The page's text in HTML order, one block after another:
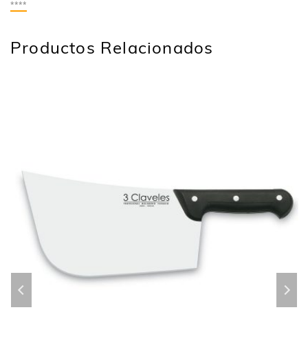
****
Productos Relacionados